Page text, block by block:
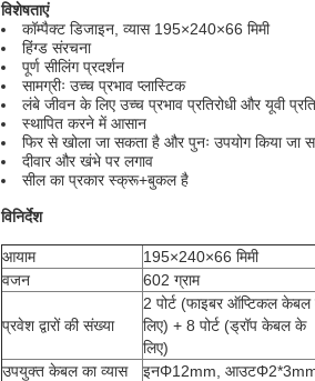
विशेषताएं
कॉम्पैक्ट डिजाइन, व्यास 195×240×66 मिमी
हिंग्ड संरचना
पूर्ण सीलिंग प्रदर्शन
सामग्रीः उच्च प्रभाव प्लास्टिक
लंबे जीवन के लिए उच्च प्रभाव प्रतिरोधी और यूवी
स्थापित करने में आसान
फिर से खोला जा सकता है और पुनः उपयोग किया जा
दीवार और खंभे पर लगाव
सील का प्रकार स्क्रू+बुकल है
विनिर्देश
आयाम 195×240×66 मिमी
वजन
602 ग्राम
प्रवेश द्वारों की संख्या
2 पोर्ट (फाइबर ऑप्टिकल
लिए) + 8 पोर्ट (ड्रॉप केबल के
लिए)
उपयुक्त केबल का व्यास
इनΦ12mm,